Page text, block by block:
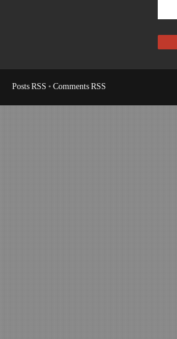
Posts RSS • Comments RSS